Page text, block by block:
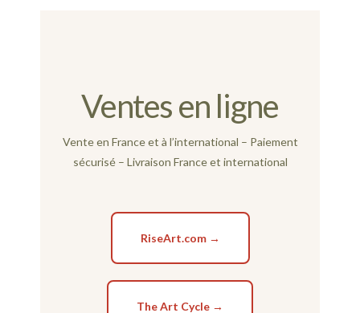
Ventes en ligne
Vente en France et à l’international – Paiement
sécurisé – Livraison France et international
RiseArt.com →
The Art Cycle →